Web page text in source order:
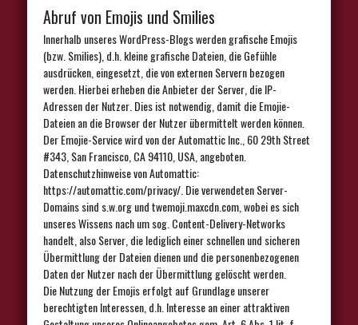
Abruf von Emojis und Smilies
Innerhalb unseres WordPress-Blogs werden grafische Emojis
(bzw. Smilies), d.h. kleine grafische Dateien, die Gefühle
ausdrücken, eingesetzt, die von externen Servern bezogen
werden. Hierbei erheben die Anbieter der Server, die IP-
Adressen der Nutzer. Dies ist notwendig, damit die Emojie-
Dateien an die Browser der Nutzer übermittelt werden können.
Der Emojie-Service wird von der Automattic Inc., 60 29th Street
#343, San Francisco, CA 94110, USA, angeboten.
Datenschutzhinweise von Automattic:
https://automattic.com/privacy/. Die verwendeten Server-
Domains sind s.w.org und twemoji.maxcdn.com, wobei es sich
unseres Wissens nach um sog. Content-Delivery-Networks
handelt, also Server, die lediglich einer schnellen und sicheren
Übermittlung der Dateien dienen und die personenbezogenen
Daten der Nutzer nach der Übermittlung gelöscht werden.
Die Nutzung der Emojis erfolgt auf Grundlage unserer
berechtigten Interessen, d.h. Interesse an einer attraktiven